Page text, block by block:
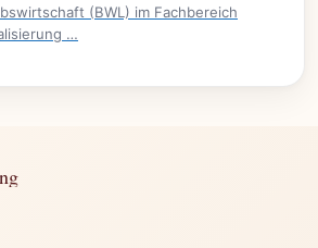
(BWL) im Fachbereich
…